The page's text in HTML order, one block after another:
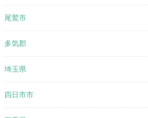
尾鷲市
多気郡
埼玉県
四日市市